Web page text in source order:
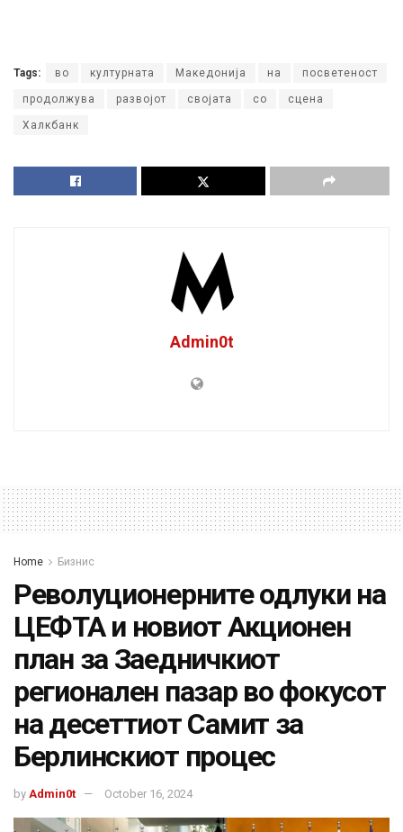
Tags: во културната Македонија на посветеност
продолжува развојот својата со сцена
Халкбанк
Admin0t
Home Бизнис
Револуционерните одлуки на
ЦЕФТА и новиот Акционен
план за Заедничкиот
регионален пазар во фокусот
на десеттиот Самит за
Берлинскиот процес
by Admin0t October 16, 2024